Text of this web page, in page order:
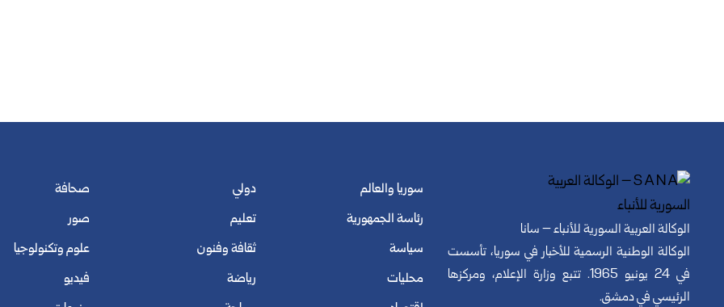
الوكالة العربية السورية للأنباء – سانا
الوكالة الوطنية الرسمية للأخبار في سوريا، تأسست
في 24 يونيو 1965. تتبع وزارة الإعلام، ومركزها
الرئيسي في دمشق.
سوريا والعالم
رئاسة الجمهورية
سياسة
محليات
دولي
تعليم
ثقافة وفنون
رياضة
صحافة
صور
علوم وتكنولوجيا
فيديو